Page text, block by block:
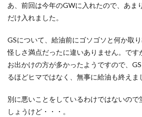
あ、前回は今年のGWに入れたので、あま
だけ入れました。
GSについて、給油前にゴソゴソと何か取
怪しさ満点だったに違いありません。です
お出かけの方が多かったようですので、
るほどヒマではなく、無事に給油も終えま
別に悪いことをしているわけではないの
しょうけど・・・。